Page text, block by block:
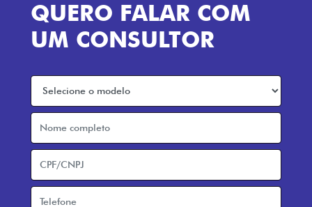
QUERO FALAR COM
UM CONSULTOR